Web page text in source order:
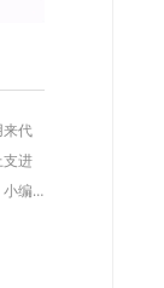
来代
支进
编